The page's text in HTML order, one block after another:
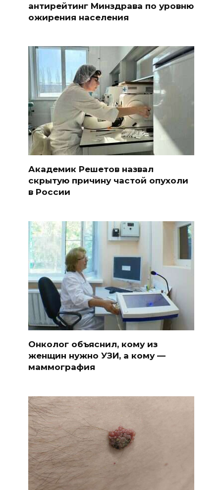
антирейтинг Минздрава по уровню
ожирения населения
Академик Решетов назвал
скрытую причину частой опухоли
в России
Онколог объяснил, кому из
женщин нужно УЗИ, а кому —
маммография